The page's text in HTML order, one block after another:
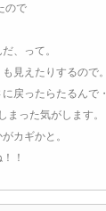
ので
、って。
見えたりするので。
戻ったらたるんで
まった気がします。
カギかと。
！